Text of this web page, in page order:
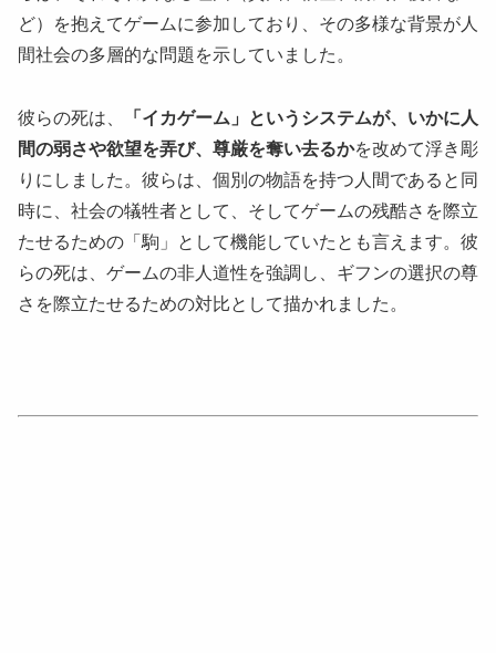
ど）を抱えてゲームに参加しており、その多様な背景が人
間社会の多層的な問題を示していました。
彼らの死は、
「イカゲーム」というシステムが、いかに人
間の弱さや欲望を弄び、尊厳を奪い去るかを改めて浮き彫
りにしました。彼らは、個別の物語を持つ人間であると同
時に、社会の犠牲者として、そしてゲームの残酷さを際立
たせるための「駒」として機能していたとも言えます。彼
らの死は、ゲームの非人道性を強調し、ギフンの選択の尊
さを際立たせるための対比として描かれました。